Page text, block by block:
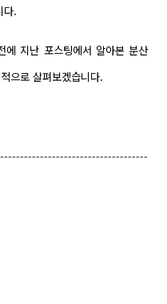
다.
에 지난 포스팅에서 알아본 분산
으로 살펴보겠습니다.